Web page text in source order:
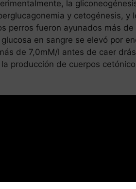
la
y cetogénesis, y
perros fueron ayunados más
en sangre se elevó por
de 7,0mM/l antes de caer
producción de cuerpos